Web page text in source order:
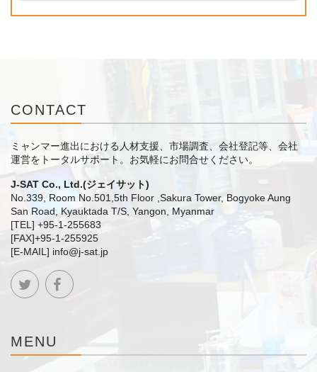
CONTACT
ミャンマー進出における人材支援、市場調査、会社登記等、会社
運営をトータルサポート。 お気軽にお問合せください。
J-SAT Co., Ltd.(ジェイサット)
No.339, Room No.501,5th Floor ,Sakura Tower, Bogyoke Aung
San Road, Kyauktada T/S, Yangon, Myanmar
[TEL] +95-1-255683
[FAX]+95-1-255925
[E-MAIL] info@j-sat.jp
MENU